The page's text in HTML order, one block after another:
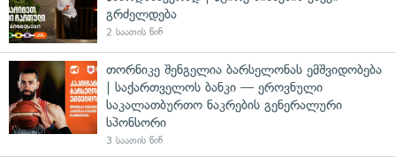
გრძელდება
2 საათის წინ
თორნიკე შენგელია ბარსელონას ემშვიდობება
| საქართველოს ბანკი — ეროვნული
საკალათბურთო ნაკრების გენერალური
სპონსორი
3 საათის წინ